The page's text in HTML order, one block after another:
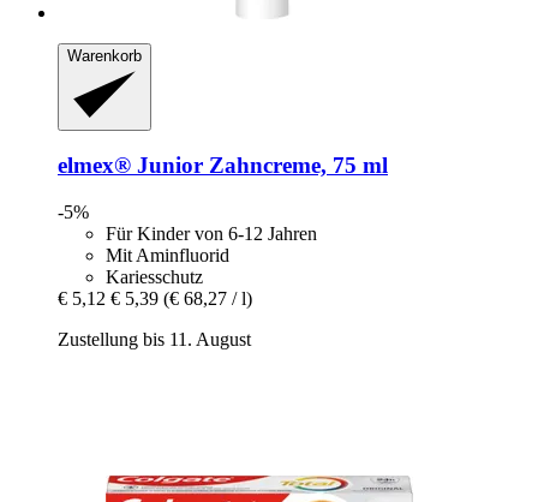
Warenkorb
elmex® Junior Zahncreme, 75 ml
-5%
Für Kinder von 6-12 Jahren
Mit Aminfluorid
Kariesschutz
€ 5,12 € 5,39 (€ 68,27 / l)
Zustellung bis 11. August